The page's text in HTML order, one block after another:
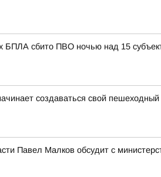
БПЛА сбито ПВО ночью над 15
создаваться свой
Павел Малков обсудит с